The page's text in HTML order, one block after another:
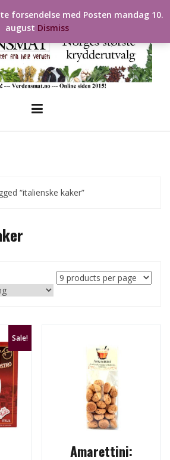
“italienske kaker”
Sale!
Amarettini:
forsendelse med Posten mandag 10.
august Dismiss